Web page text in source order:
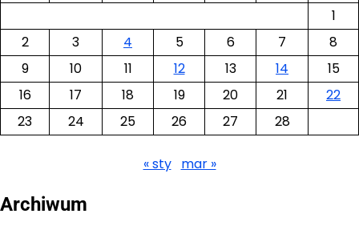
1
2
3 4 5 6 7
8
9
10 11 12 13 14
15
16
17 18 19 20 21
22
23
24 25 26 27 28
« sty mar »
Archiwum